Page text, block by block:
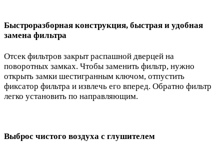
Быстроразборная конструкция, быстрая и удобная
замена фильтра
Отсек фильтров закрыт распашной дверцей на
поворотных замках. Чтобы заменить фильтр, нужно
открыть замки шестигранным ключом, отпустить
фиксатор фильтра и извлечь его вперед. Обратно фильтр
легко установить по направляющим.
Выброс чистого воздуха с глушителем